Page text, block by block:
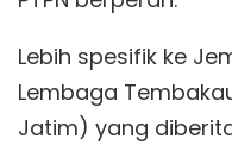
Lebih spesifik ke
Lembaga
Jatim) yang